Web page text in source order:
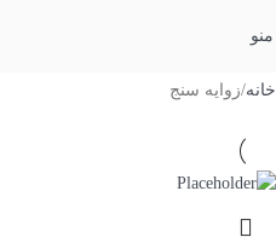
منو
خانه زوایه سنج